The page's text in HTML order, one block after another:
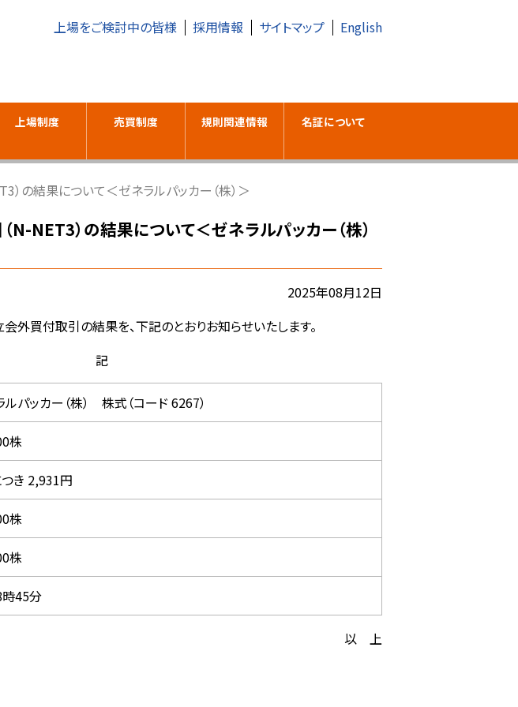
上場をご検討中の皆様 採用情報 サイトマップ English
上場制度 売買制度 規則関連情報 名証について
の結果について＜ゼネラルパッカー（株）＞
NET3）の結果について＜ゼネラルパッカー（株）
2025年08月12日
外買付取引の結果を、下記のとおりお知らせいたします。
記
ルパッカー（株） 株式（コード 6267）
株
き 2,931円
株
株
45分
以 上